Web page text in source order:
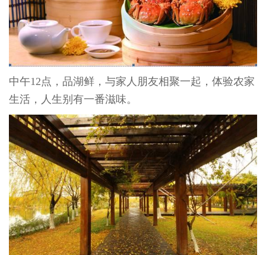
中午12点，品湖鲜，与家人朋友相聚一起，体验农家
生活，人生别有一番滋味。